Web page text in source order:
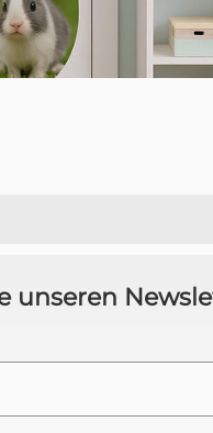
unseren
👀
VIP-Club an und bleiben
und persönliche Rabatte.
keinen Rabatt!